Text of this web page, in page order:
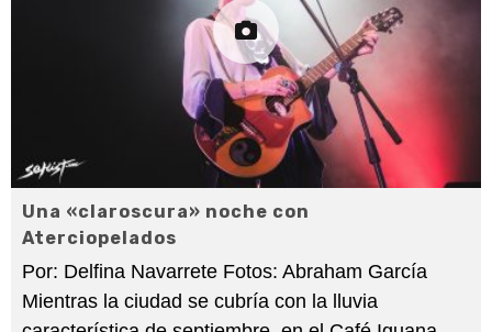
Una «claroscura» noche con
Aterciopelados
Por: Delfina Navarrete Fotos: Abraham García
Mientras la ciudad se cubría con la lluvia